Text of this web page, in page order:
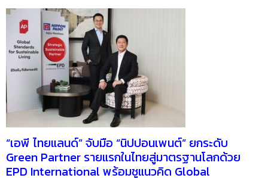
“เอพี ไทยแลนด์” จับมือ “นิปปอนเพนต์” ยกระดับ
Green Partner รายแรกในไทยสู่มาตรฐานโลกด้วย
EPD International พร้อมชูแนวคิด Global